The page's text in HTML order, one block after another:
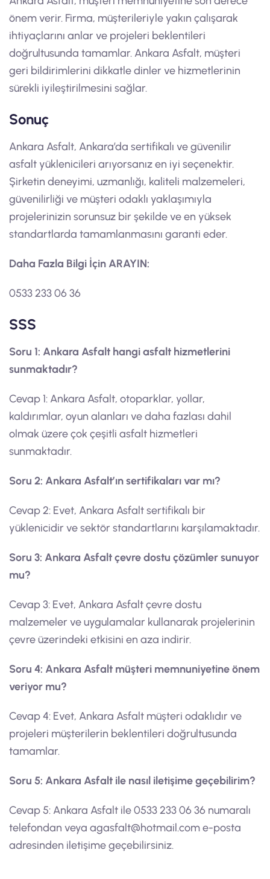
önem verir. Firma, müşterileriyle yakın çalışarak
ihtiyaçlarını anlar ve projeleri beklentileri
doğrultusunda tamamlar. Ankara Asfalt, müşteri
geri bildirimlerini dikkatle dinler ve hizmetlerinin
sürekli iyileştirilmesini sağlar.
Sonuç
Ankara Asfalt, Ankara’da sertifikalı ve güvenilir
asfalt yüklenicileri arıyorsanız en iyi seçenektir.
Şirketin deneyimi, uzmanlığı, kaliteli malzemeleri,
güvenilirliği ve müşteri odaklı yaklaşımıyla
projelerinizin sorunsuz bir şekilde ve en yüksek
standartlarda tamamlanmasını garanti eder.
Daha Fazla Bilgi İçin ARAYIN:
0533 233 06 36
SSS
Soru 1: Ankara Asfalt hangi asfalt hizmetlerini
sunmaktadır?
Cevap 1: Ankara Asfalt, otoparklar, yollar,
kaldırımlar, oyun alanları ve daha fazlası dahil
olmak üzere çok çeşitli asfalt hizmetleri
sunmaktadır.
Soru 2: Ankara Asfalt’ın sertifikaları var mı?
Cevap 2: Evet, Ankara Asfalt sertifikalı bir
yüklenicidir ve sektör standartlarını karşılamaktadır.
Soru 3: Ankara Asfalt çevre dostu çözümler sunuyor
mu?
Cevap 3: Evet, Ankara Asfalt çevre dostu
malzemeler ve uygulamalar kullanarak projelerinin
çevre üzerindeki etkisini en aza indirir.
Soru 4: Ankara Asfalt müşteri memnuniyetine önem
veriyor mu?
Cevap 4: Evet, Ankara Asfalt müşteri odaklıdır ve
projeleri müşterilerin beklentileri doğrultusunda
tamamlar.
Soru 5: Ankara Asfalt ile nasıl iletişime geçebilirim?
Cevap 5: Ankara Asfalt ile 0533 233 06 36 numaralı
telefondan veya agasfalt@hotmail.come-posta
adresinden iletişime geçebilirsiniz.